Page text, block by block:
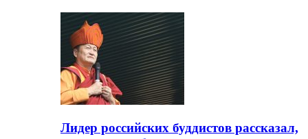
Лидер российских буддистов рассказал,